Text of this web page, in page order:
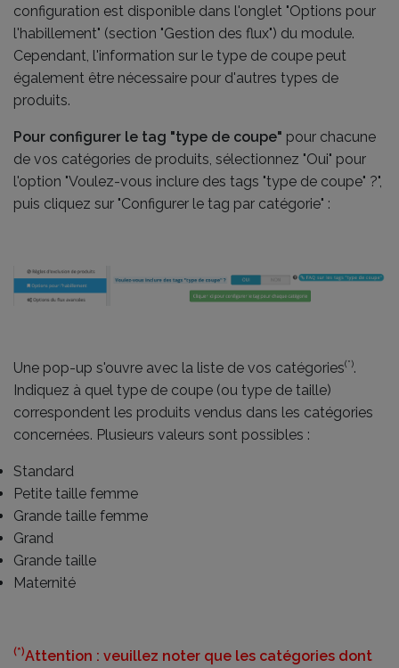
configuration est disponible dans l'onglet "Options pour
l'habillement" (section "Gestion des flux") du module.
Cependant, l'information sur le type de coupe peut
également être nécessaire pour d'autres types de
produits.
Pour configurer le tag "type de coupe" pour chacune
de vos catégories de produits, sélectionnez "Oui" pour
l'option "Voulez-vous inclure des tags "type de coupe" ?",
puis cliquez sur "Configurer le tag par catégorie" :
Une pop-up s'ouvre avec la liste de vos catégories(*).
Indiquez à quel type de coupe (ou type de taille)
correspondent les produits vendus dans les catégories
concernées. Plusieurs valeurs sont possibles :
Standard
Petite taille femme
Grande taille femme
Grand
Grande taille
Maternité
(*)Attention : veuillez noter que les catégories dont